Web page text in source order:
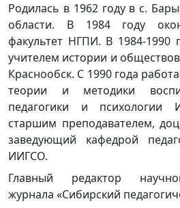
Родилась в 1962 году в с.
области. В 1984 году
факультет НГПИ. В 1984-1990
учителем истории и
Краснообск. С 1990 года
теории и методики
педагогики и психологии
старшим преподавателем,
заведующий кафедрой
ИИГСО.
Главный редактор
журнала «Сибирский